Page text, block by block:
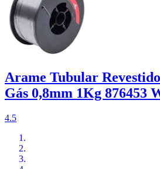
Arame Tubular
Gás 0,8mm 1Kg 876453
4.5